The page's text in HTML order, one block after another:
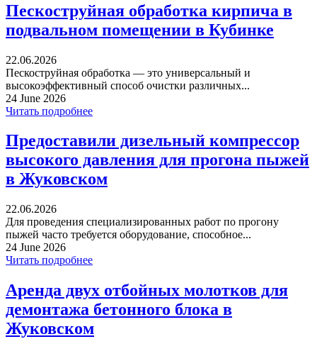
Пескоструйная обработка кирпича в
подвальном помещении в Кубинке
22.06.2026
Пескоструйная обработка — это универсальный и
высокоэффективный способ очистки различных...
24 June 2026
Читать подробнее
Предоставили дизельный компрессор
высокого давления для прогона пыжей
в Жуковском
22.06.2026
Для проведения специализированных работ по прогону
пыжей часто требуется оборудование, способное...
24 June 2026
Читать подробнее
Аренда двух отбойных молотков для
демонтажа бетонного блока в
Жуковском